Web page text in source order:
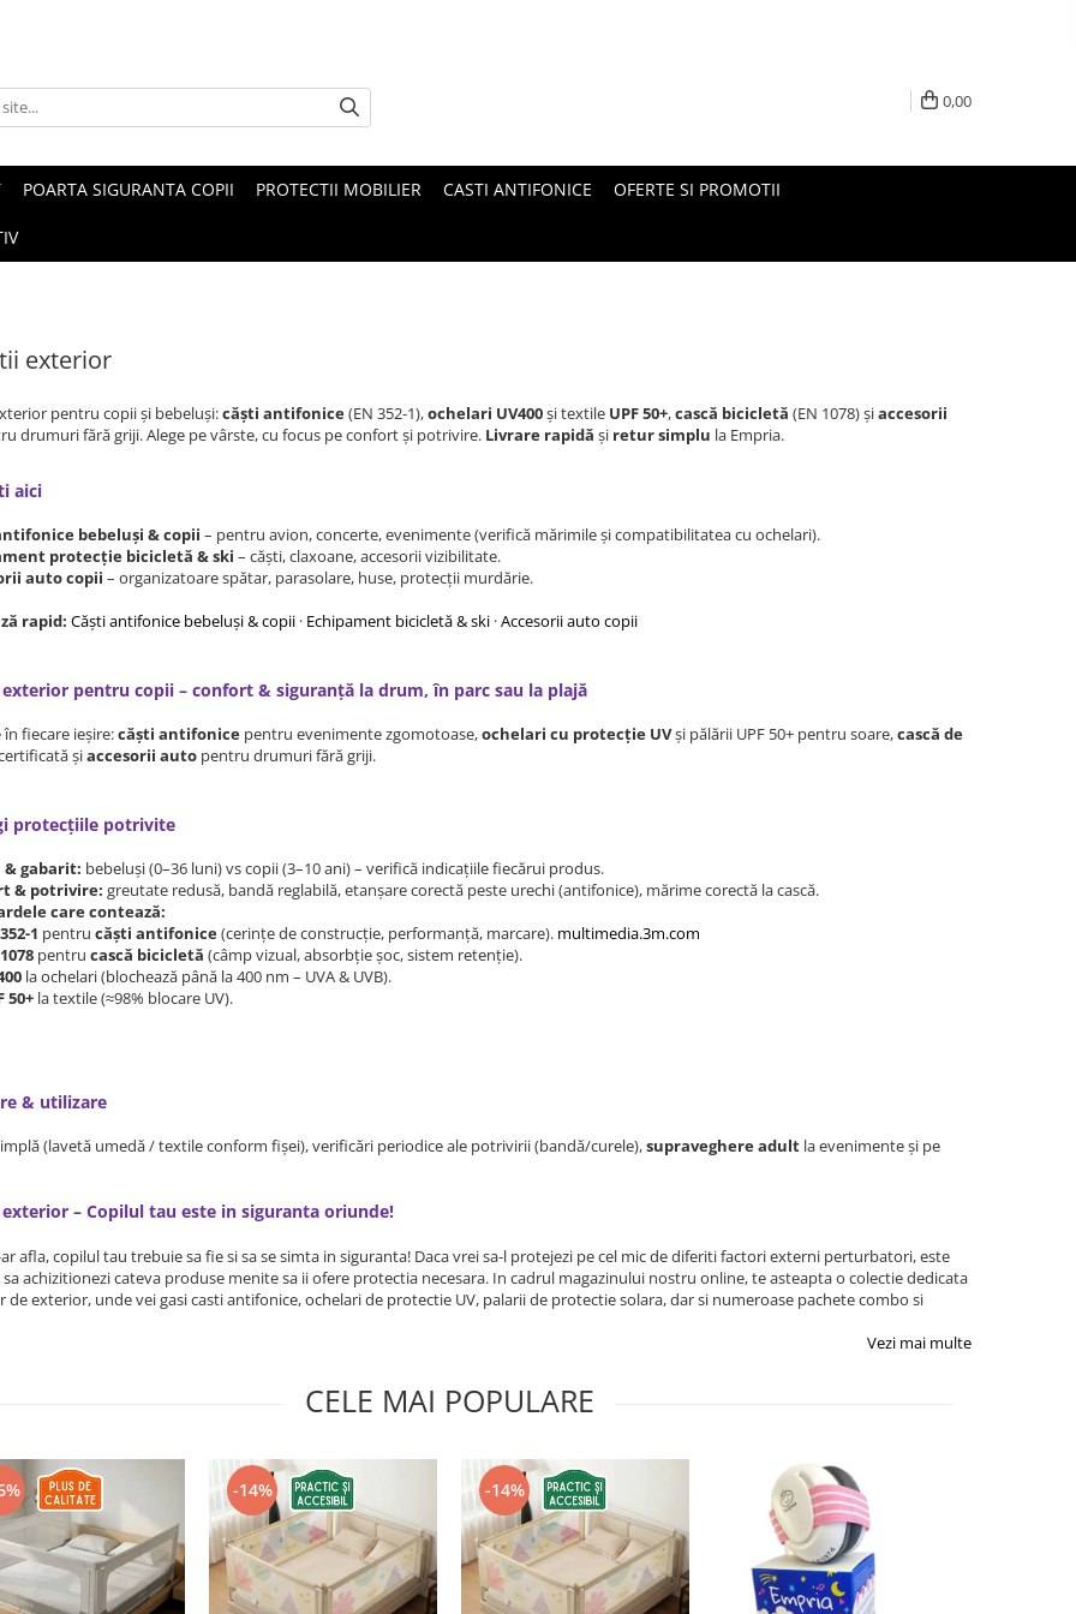
0,00
POARTA SIGURANTA COPII PROTECTII MOBILIER CASTI ANTIFONICE OFERTE SI PROMOTII
exterior
pentru copii și bebeluși:căști antifonice(EN 352-1),ochelari UV400și textile UPF 50+,cască bicicletă (EN 1078) șiaccesorii
drumuri fără griji. Alege pe vârste, cu focus pe confort și potrivire. Livrare rapidă și retur simplu la Empria.
aici
bebeluși & copii – pentru avion, concerte, evenimente (verifică mărimile și compatibilitatea cu ochelari).
protecție bicicletă & ski – căști, claxoane, accesorii vizibilitate.
auto copii – organizatoare spătar, parasolare, huse, protecții murdărie.
rapid: Căști antifonice bebeluși & copii · Echipament bicicletă & ski ·Accesorii auto copii
pentru copii – confort & siguranță la drum, în parc sau la plajă
fiecare ieșire:căști antifonice pentru evenimente zgomotoase,ochelari cu protecție UVși pălării UPF 50+ pentru soare,cască de
șiaccesorii auto pentru drumuri fără griji.
protecțiile potrivite
& gabarit: bebeluși (0–36 luni) vs copii (3–10 ani) – verifică indicațiile fiecărui produs.
& potrivire: greutate redusă, bandă reglabilă, etanșare corectă peste urechi (antifonice), mărime corectă la cască.
care contează:
1 pentru căști antifonice(cerințe de construcție, performanță, marcare). multimedia.3m.com
pentru cască bicicletă (câmp vizual, absorbție șoc, sistem retenție).
la ochelari (blochează până la 400 nm – UVA & UVB).
50+ la textile (≈98% blocare UV).
& utilizare
(lavetă umedă / textile conform fișei), verificări periodice ale potrivirii (bandă/curele),supraveghere adult la evenimente și pe
– Copilul tau este in siguranta oriunde!
afla, copilul tau trebuie sa fie si sa se simta in siguranta! Daca vrei sa-l protejezi pe cel mic de diferiti factori externi perturbatori, este
achizitionezi cateva produse menite sa ii ofere protectia necesara. In cadrul magazinului nostru online, te asteapta o colectie dedicata
de exterior, unde vei gasi casti antifonice, ochelari de protectie UV, palarii de protectie solara, dar si numeroase pachete combo si
Vezi mai multe
CELE MAI POPULARE
-14% -14%